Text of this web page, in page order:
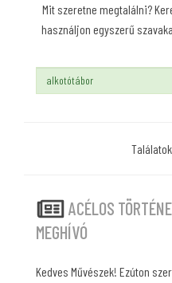
Mit szeretne megtalálni?
használjon egyszerű
ACÉLOS
MEGHÍVÓ
Kedves Művészek! Ezúton